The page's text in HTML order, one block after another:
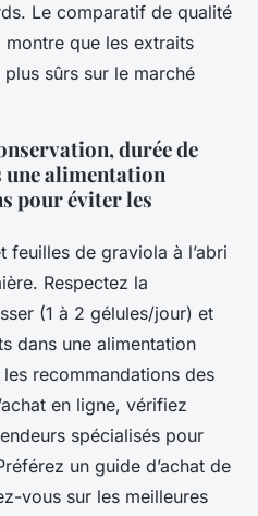
Le comparatif de qualité
que les extraits
sûrs sur le marché
durée de
une alimentation
pour éviter les
feuilles de graviola à l’abri
Respectez la
(1 à 2 gélules/jour) et
dans une alimentation
recommandations des
en ligne, vérifiez
spécialisés pour
un guide d’achat de
vous sur les meilleures